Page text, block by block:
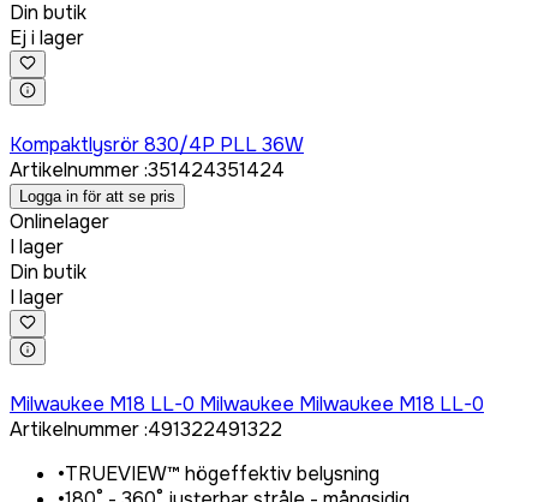
Din butik
Ej i lager
Kompaktlysrör 830/4P PLL 36W
Artikelnummer:351424351424
Logga in för att se pris
Onlinelager
I lager
Din butik
I lager
Milwaukee M18 LL-0 Milwaukee Milwaukee M18 LL-0
Artikelnummer:491322491322
•TRUEVIEW™ högeffektiv belysning